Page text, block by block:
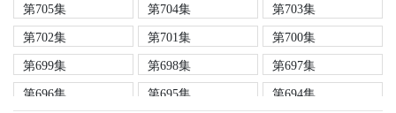
第705集
第704集
第703集
第702集
第701集
第700集
第699集
第698集
第697集
第696集
第695集
第694集